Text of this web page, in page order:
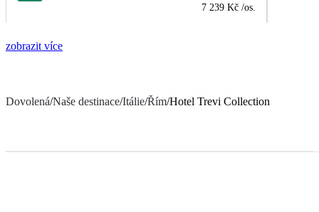
7 239 Kč /os.
zobrazit více
Dovolená/Naše destinace/Itálie/Řím/Hotel Trevi Collection